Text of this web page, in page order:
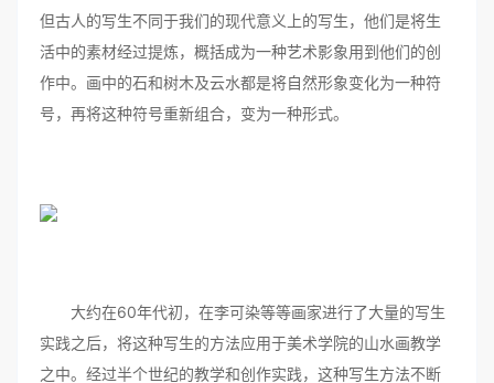
但古人的写生不同于我们的现代意义上的写生，他们是将生
活中的素材经过提炼，概括成为一种艺术影象用到他们的创
作中。画中的石和树木及云水都是将自然形象变化为一种符
号，再将这种符号重新组合，变为一种形式。
大约在60年代初，在李可染等等画家进行了大量的写生
实践之后，将这种写生的方法应用于美术学院的山水画教学
之中。经过半个世纪的教学和创作实践，这种写生方法不断